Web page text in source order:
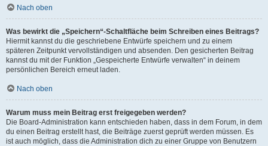
Nach oben
Was bewirkt die „Speichern“-Schaltfläche beim Schreiben eines Beitrags?
Hiermit kannst du die geschriebene Entwürfe speichern und zu einem
späteren Zeitpunkt vervollständigen und absenden. Den gesicherten Beitrag
kannst du mit der Funktion „Gespeicherte Entwürfe verwalten“ in deinem
persönlichen Bereich erneut laden.
Nach oben
Warum muss mein Beitrag erst freigegeben werden?
Die Board-Administration kann entschieden haben, dass in dem Forum, in dem
du einen Beitrag erstellt hast, die Beiträge zuerst geprüft werden müssen. Es
ist auch möglich, dass die Administration dich zu einer Gruppe von Benutzern